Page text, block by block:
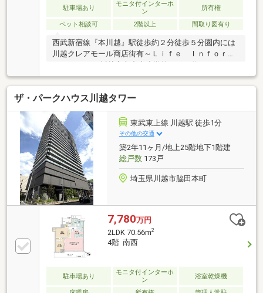
駐車場あり
モニタ付インターホ
ン
所有権
ペット相談可 2階以上 間取り図有り
西武新宿線『本川越』駅徒歩約２分徒歩５分圏内には
川越クレアモール商店街有～Ｌｉｆｅ Ｉｎｆｏｒｍ
（徒歩約６分） 川越市立川越第一中学校・・・約９４
０ｍ（徒歩約１２分） 西武本川越ペペ・・・約１２０
ｍ（徒歩約２分） ファミリーマート本川越駅前
店・・・約６０ｍ（徒歩約１分） 丸広百貨店川越
店・・・約２５０ｍ（徒歩約４分）
ザ・パークハウス川越タワー
東武東上線 川越駅 徒歩1分
その他の交通
築2年11ヶ月/地上25階地下1階建
総戸数173戸
埼玉県川越市脇田本町
7,780万円
2LDK 70.56m2
4階 南西
駐車場あり
モニタ付インターホ
ン
浴室乾燥機